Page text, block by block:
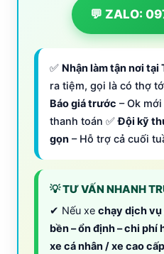
💬 ZALO:
✅ Nhận làm tận nơi tại
ra tiệm, gọi là có thợ
Báo giá trước – Ok
thanh toán ✅Đội kỹ
gọn – Hỗ trợ cả cuối
💡 TƯ VẤN NHANH
✔ Nếu xe chạy dịch vụ
bền – ổn định – chi phí
xe cá nhân / xe cao cấp